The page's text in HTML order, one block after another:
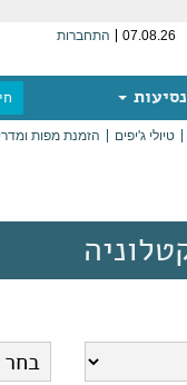
07.08.26 התחברות
טיולי ג'יפים הזמנת מפות